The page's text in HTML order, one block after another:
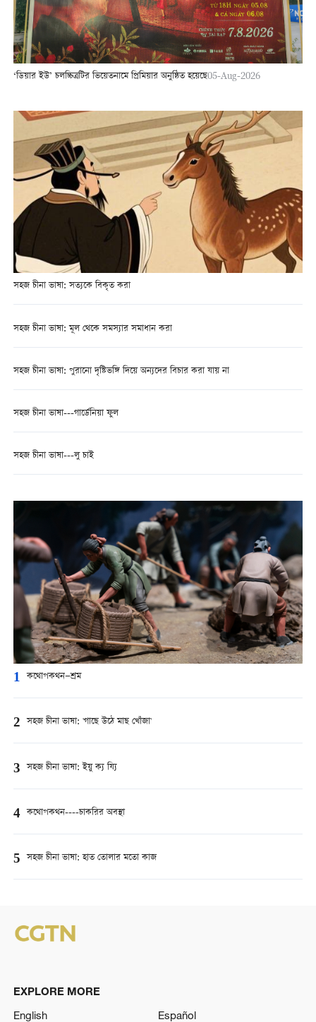
‘ডিয়ার ইউ’ চলচ্চিত্রটির ভিয়েতনামে প্রিমিয়ার অনুষ্ঠিত হয়েছে05-Aug-2026
সহজ চীনা ভাষা: সত্যকে বিকৃত করা
সহজ চীনা ভাষা: মূল থেকে সমস্যার সমাধান করা
সহজ চীনা ভাষা: পুরানো দৃষ্টিভঙ্গি দিয়ে অন্যদের বিচার করা যায় না
সহজ চীনা ভাষা---গার্ডেনিয়া ফুল
সহজ চীনা ভাষা---লু চাই
1 কথোপকথন—শ্রম
2 সহজ চীনা ভাষা: 'গাছে উঠে মাছ খোঁজা'
3 সহজ চীনা ভাষা: ইয়ু ক্য য্যি
4 কথোপকথন----চাকরির অবস্থা
5 সহজ চীনা ভাষা: হাত তোলার মতো কাজ
EXPLORE MORE
English
Español